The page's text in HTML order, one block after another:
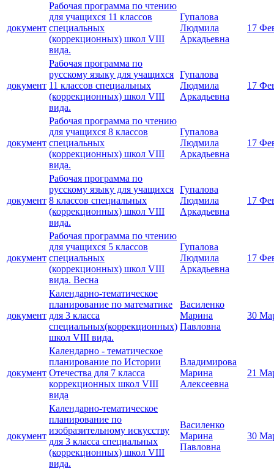
документ
Рабочая программа по чтению
для учащихся 11 классов
специальных
(коррекционных) школ VIII
вида.
Гупалова
Людмила
Аркадьевна
17
документ
Рабочая программа по
русскому языку для учащихся
11 классов специальных
(коррекционных) школ VIII
вида.
Гупалова
Людмила
Аркадьевна
17
документ
Рабочая программа по чтению
для учащихся 8 классов
специальных
(коррекционных) школ VIII
вида.
Гупалова
Людмила
Аркадьевна
17
документ
Рабочая программа по
русскому языку для учащихся
8 классов специальных
(коррекционных) школ VIII
вида.
Гупалова
Людмила
Аркадьевна
17
документ
Рабочая программа по чтению
для учащихся 5 классов
специальных
(коррекционных) школ VIII
вида. Весна
Гупалова
Людмила
Аркадьевна
17
документ
Календарно-тематическое
планирование по математике
для 3 класса
специальных(коррекционных)
школ VIII вида.
Василенко
Марина
Павловна
30
документ
Календарно - тематическое
планирование по Истории
Отечества для 7 класса
коррекционных школ VIII
вида
Владимирова
Марина
Алексеевна
21
документ
Календарно-тематическое
планирование по
изобразительному искусству
для 3 класса специальных
(коррекционных) школ VIII
вида.
Василенко
Марина
Павловна
30